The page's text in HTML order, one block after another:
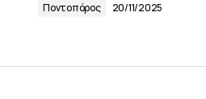
Ποντοπόρος 20/11/2025